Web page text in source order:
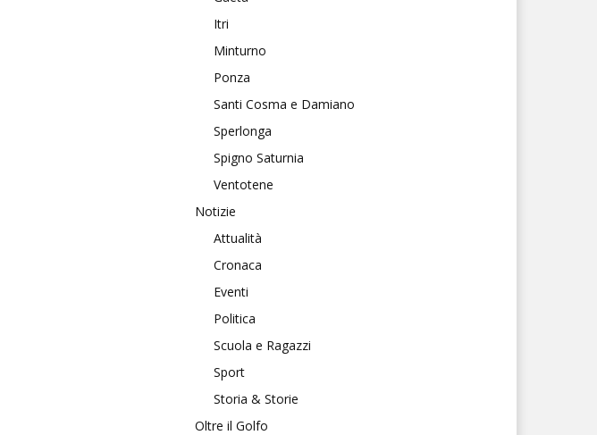
Itri
Minturno
Ponza
Santi Cosma e Damiano
Sperlonga
Spigno Saturnia
Ventotene
Notizie
Attualità
Cronaca
Eventi
Politica
Scuola e Ragazzi
Sport
Storia & Storie
Oltre il Golfo